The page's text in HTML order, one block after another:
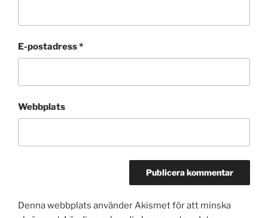
E-postadress*
Webbplats
Denna webbplats använder Akismet för att minska